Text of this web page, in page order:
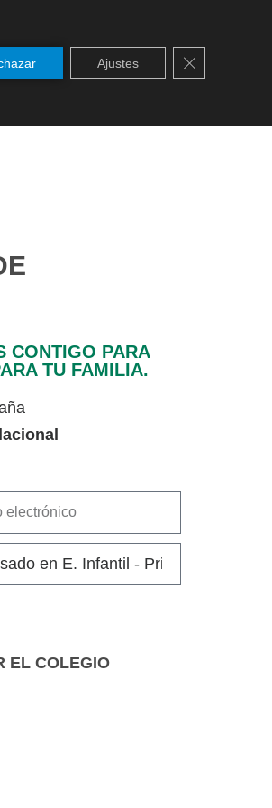
CONTIGO PARA
TU FAMILIA.
EL COLEGIO
Ajustes Cerrar el